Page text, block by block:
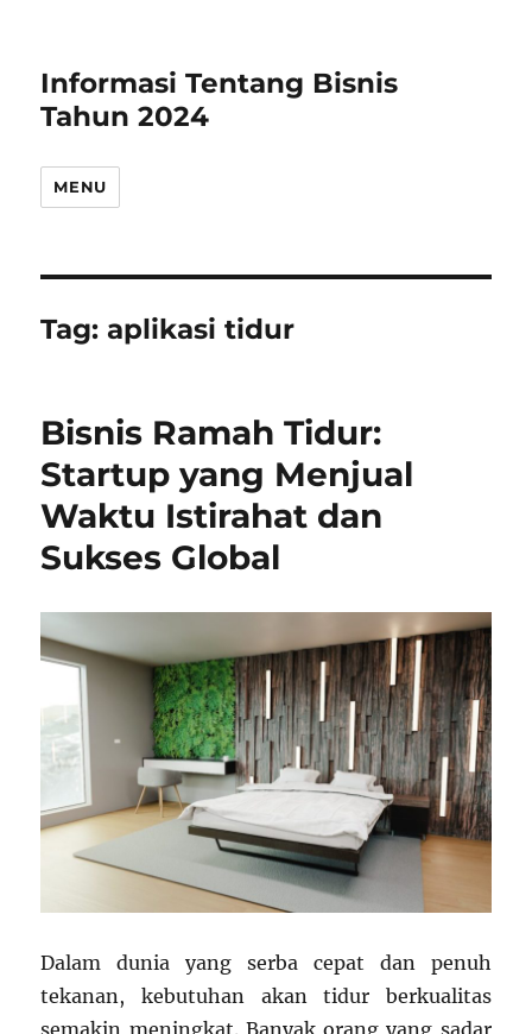
Informasi Tentang Bisnis
Tahun 2024
MENU
Tag:aplikasi tidur
Bisnis Ramah Tidur:
Startup yang Menjual
Waktu Istirahat dan
Sukses Global
Dalam dunia yang serba cepat dan penuh
tekanan, kebutuhan akan tidur berkualitas
semakin meningkat. Banyak orang yang sadar